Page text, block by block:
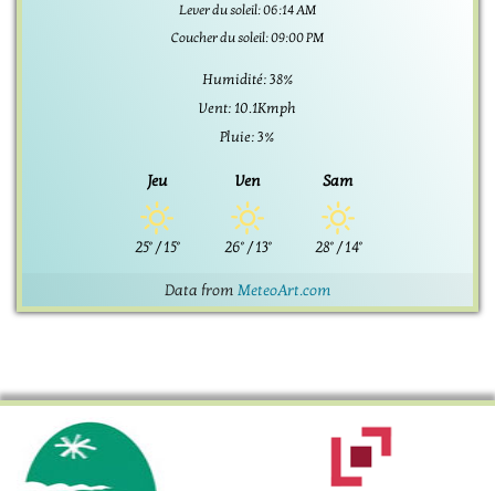
Lever du soleil: 06:14 AM
Coucher du soleil: 09:00 PM
Humidité: 38%
Vent: 10.1Kmph
Pluie: 3%
Jeu
25° / 15°
Ven
26° / 13°
Sam
28° / 14°
Data from MeteoArt.com